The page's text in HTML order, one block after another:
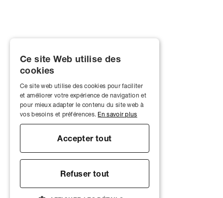
Ce site Web utilise des
cookies
Ce site web utilise des cookies pour faciliter
et améliorer votre expérience de navigation et
pour mieux adapter le contenu du site web à
vos besoins et préférences. En savoir plus
Accepter tout
Refuser tout